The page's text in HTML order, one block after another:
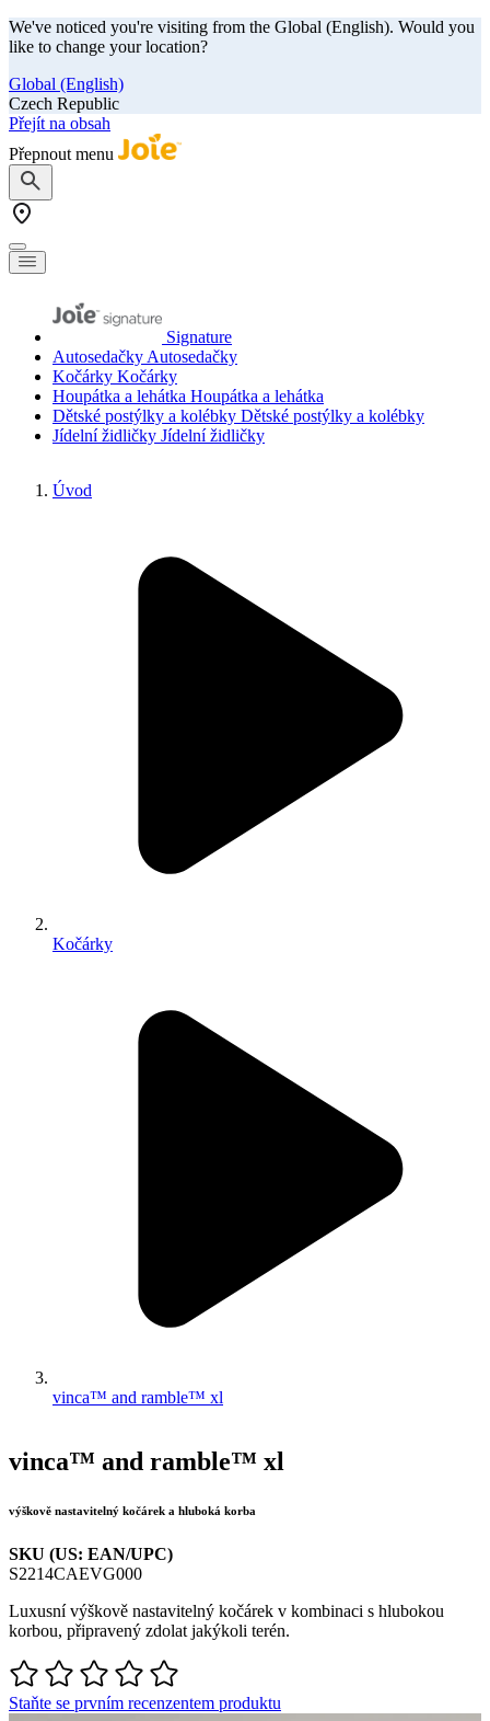
We've noticed you're visiting from the Global (English). Would you
like to change your location?
Global (English)
Czech Republic
Přejít na obsah
Přepnout menu
Signature
Autosedačky Autosedačky
Kočárky Kočárky
Houpátka a lehátka Houpátka a lehátka
Dětské postýlky a kolébky Dětské postýlky a kolébky
Jídelní židličky Jídelní židličky
Úvod
Kočárky
vinca™ and ramble™ xl
vinca™ and ramble™ xl
výškově nastavitelný kočárek a hluboká korba
SKU (US: EAN/UPC)
S2214CAEVG000
Luxusní výškově nastavitelný kočárek v kombinaci s hlubokou
korbou, připravený zdolat jakýkoli terén.
Staňte se prvním recenzentem produktu